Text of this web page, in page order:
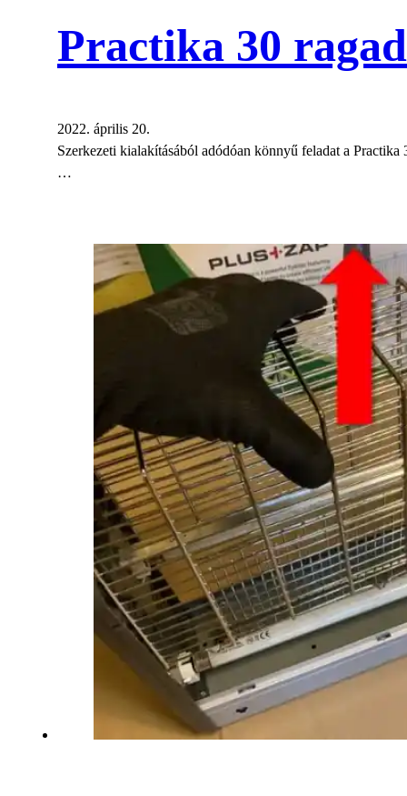
Practika 30
2022. április 20.
Szerkezeti kialakításából adódóan könnyű feladat a
…